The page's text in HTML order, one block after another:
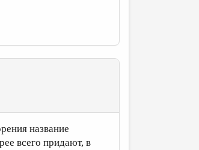
название
всего придают, в